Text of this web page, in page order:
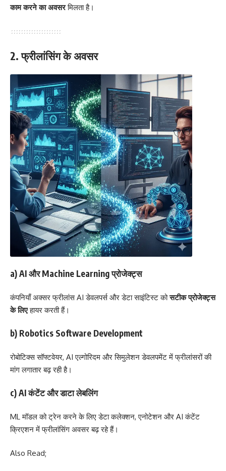
काम करने का अवसरमिलता है।
2. फ्रीलांसिंग के अवसर
a) AI और Machine Learning प्रोजेक्ट्स
कंपनियाँ अक्सर फ्रीलांस AI डेवलपर्स और डेटा साइंटिस्ट कोसटीक प्रोजेक्ट्स
के लिएहायर करती हैं।
b) Robotics Software Development
रोबोटिक्स सॉफ्टवेयर, AI एल्गोरिदम और सिमुलेशन डेवलपमेंट में फ्रीलांसरों की
मांग लगातार बढ़ रही है।
c) AI कंटेंट और डाटा लेबलिंग
ML मॉडल को ट्रेन करने के लिए डेटा कलेक्शन, एनोटेशन और AI कंटेंट
क्रिएशन में फ्रीलांसिंग अवसर बढ़ रहे हैं।
Also Read;